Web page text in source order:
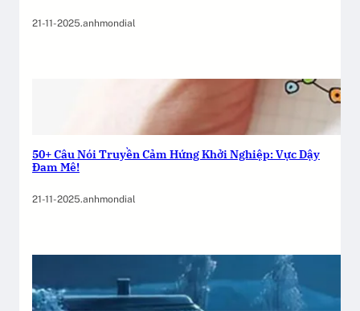
21-11-2025.anhmondial
50+ Câu Nói Truyền Cảm Hứng Khởi Nghiệp: Vực Dậy
Đam Mê!
21-11-2025.anhmondial